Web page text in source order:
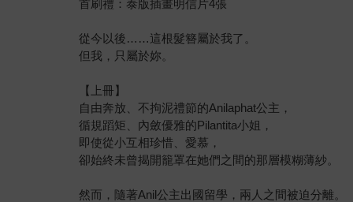
首刷禮：泰版插畫明信片4張
從今以後……這根髮簪屬於我了。
但我，只屬於妳。
【上冊】
自由奔放、不拘泥禮節的Anilaphat公主，
循規蹈矩、內斂優雅的Pilantita小姐，
即使從小互相珍惜、愛慕，
卻始終未曾揭開籠罩在她們之間的那層模糊薄紗。
然而，隨著Anil公主出國留學，兩人之間被迫分離。